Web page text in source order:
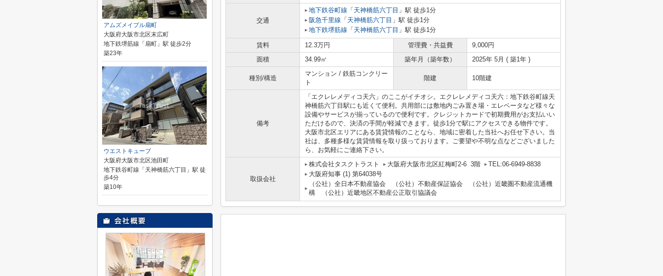
交通
地下鉄谷町線 「 天神橋筋六丁目 」駅 徒歩1分
阪急千里線 「 天神橋筋六丁目 」駅 徒歩1分
地下鉄堺筋線 「 天神橋筋六丁目 」駅 徒歩1分
賃料 12.3万円 管理費・共益費
9,000円
面積
34.99㎡ 築年月（築年数） 2025年 5月 ( 築1年 )
種別/構造
マンション / 鉄筋コンクリー
ト
階建 10階建
備考
「エクレレメディコ天六」のここがイチオシ。エクレレメディコ天六：地下鉄谷町線天
神橋筋六丁目駅にも近くて便利。共用部には敷地内ごみ置き場・エレベータなど様々な
設備やサービスが揃っているので便利です。クレジットカードで初期費用がお支払いい
ただけるので、決済の手間が軽減できます。徒歩1分で駅にアクセスできる物件です。
大阪市北区エリアにある賃貸情報のことなら、地域に密着した当社へお任せ下さい。当
社は、多種多様な賃貸情報を取り扱っております。ご要望や不明な点などございました
ら、お気軽にご連絡下さい。
取扱会社
株式会社タスクトラスト 大阪府大阪市北区紅梅町2-6 3階
TEL:06-6949-8838
大阪府知事 (1) 第64038号
（公社）全日本不動産協会 （公社）不動産保証協会 （公社）近畿圏不動産流通機
構 （公社）近畿地区不動産公正取引協議会
アムズメイプル扇町
大阪府大阪市北区末広町
地下鉄堺筋線「扇町」駅 徒歩2分
築23年
ウエストキューブ
大阪府大阪市北区池田町
地下鉄谷町線「天神橋筋六丁目」駅 徒
歩4分
築10年